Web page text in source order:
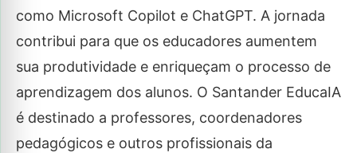
como Microsoft Copilot e ChatGPT. A jornada
contribui para que os educadores aumentem
sua produtividade e enriqueçam o processo de
aprendizagem dos alunos. O Santander EducaIA
é destinado a professores, coordenadores
pedagógicos e outros profissionais da